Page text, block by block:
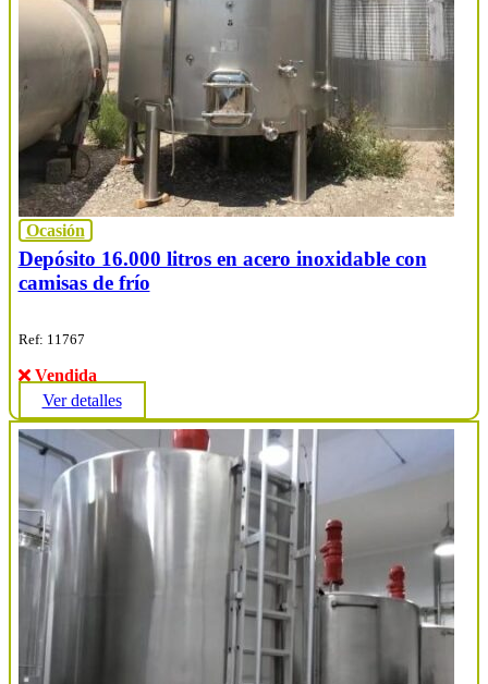
Ocasión
Depósito 16.000 litros en acero inoxidable con
camisas de frío
Ref: 11767
Vendida
Ver detalles